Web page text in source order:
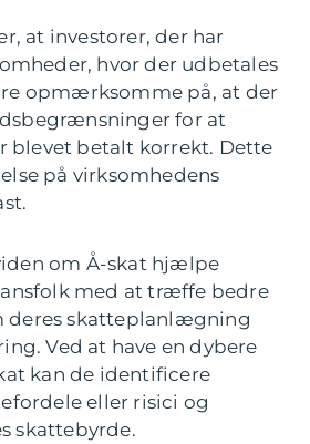
at investorer, der har
hvor der udbetales
opmærksomme på, at der
for at
blevet betalt korrekt. Dette
på virksomhedens
om Å-skat hjælpe
med at træffe bedre
deres skatteplanlægning
Ved at have en dybere
kan de identificere
eller risici og
skattebyrde.